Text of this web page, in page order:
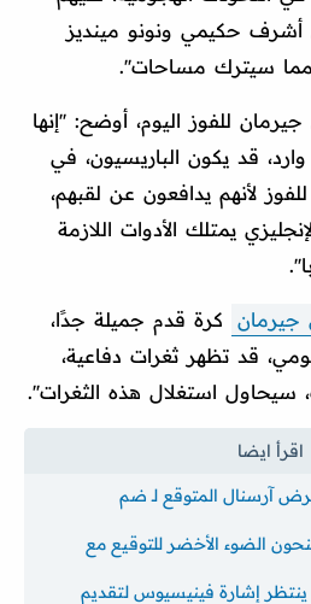
أشرف حكيمي ونونو مينديز
مما سيترك مساحات''.
للفوز اليوم، أوضح: ''إنها
قد يكون الباريسيون، في
لأنهم يدافعون عن لقبهم،
يمتلك الأدوات اللازمة
جيرمان
كرة قدم جميلة جدًا،
قد تظهر ثغرات دفاعية،
سيحاول استغلال هذه الثغرات''.
آرسنال المتوقع لـ ضم
الضوء الأخضر للتوقيع مع
ينتظر إشارة فينيسيوس لتقديم